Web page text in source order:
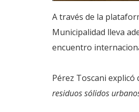
A través de la
Municipalidad lleva
encuentro
Pérez Toscani explicó
residuos sólidos